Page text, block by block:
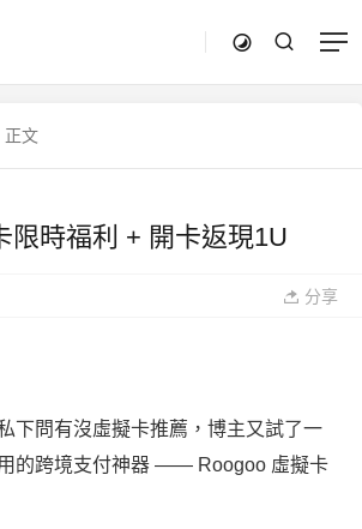
正文
限時福利 + 開卡返現1U
分享
下問有沒虛擬卡推薦，博主又試了一
的跨境支付神器 —— Roogoo 虛擬卡